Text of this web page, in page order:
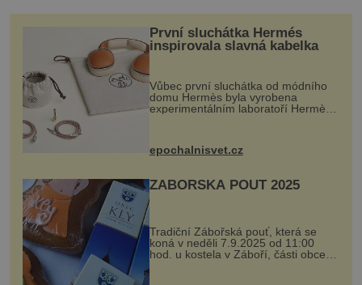
příslušníci neznámé a nesmírně vyspělé civilizace?
Bosna je známá především svým mimořád
První sluchátka Hermés
inspirovala slavná kabelka
Vůbec první sluchátka od módního
domu Hermès byla vyrobena
experimentálním laboratoří Hermès
kovový...
epochalnisvet.cz
ZÁBOŘSKÁ POUŤ 2025
Tradiční Zábořská pouť, která se
koná v neděli 7.9.2025 od 11:00
hod. u kostela v Záboří, části obce
Kly u Mělníka. V programu naleznete
komentovanou prohlídku kostela,